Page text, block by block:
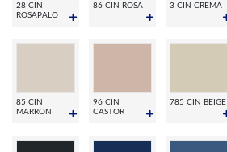
28 CIN
ROSAPALO
86 CIN ROSA 3 CIN CREMA
85 CIN
MARRON
96 CIN
CASTOR
785 CIN BEIGE